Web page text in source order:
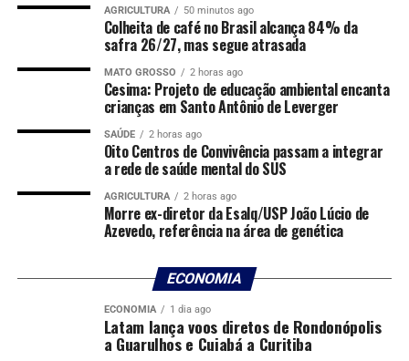
arma de fogo.
De acordo com a polícia, a linha de investigação, que
está a cargo da Delegacia Especializada de Investigações
Criminais (Deic) do município, é de que a motivação dos
crimes foi a disputa por um terreno na área do
assentamento.
Segundo o MST, a área do assentamento desperta
interesse imobiliário devido a localização privilegiada. “O
Assentamento Olga Benário enfrenta uma intensa
disputa com a especulação imobiliária voltada para o
turismo de lazer, devido à sua localização estratégica na
região do Vale do Paraíba. Há anos, as famílias
assentadas vêm sofrendo ameaças e coerções
constantes”, disse o movimento em seu site,
AGRICULTURA 50 minutos ago
Colheita de café no Brasil alcança 84% da
safra 26/27, mas segue atrasada
MATO GROSSO 2 horas ago
Cesima: Projeto de educação ambiental encanta
crianças em Santo Antônio de Leverger
SAÚDE 2 horas ago
Oito Centros de Convivência passam a integrar
a rede de saúde mental do SUS
AGRICULTURA 2 horas ago
Morre ex-diretor da Esalq/USP João Lúcio de
Azevedo, referência na área de genética
ECONOMIA
ECONOMIA 1 dia ago
Latam lança voos diretos de Rondonópolis
a Guarulhos e Cuiabá a Curitiba